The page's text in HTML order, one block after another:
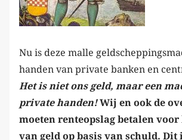
Nu is deze malle
handen van private banken en
Het is niet ons geld, maar een
private handen! Wij en ook de
moeten renteopslag betalen voor
van geld op basis van schuld. Dit